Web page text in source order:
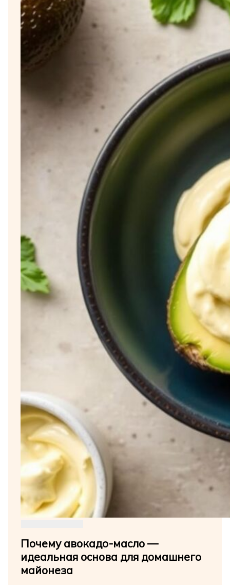
Почему авокадо-масло —
идеальная основа для домашнего
майонеза